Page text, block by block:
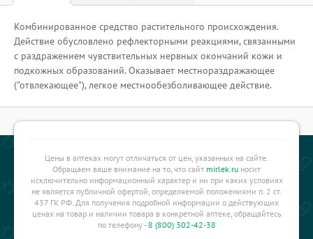
Комбинированное средство растительного происхождения.
Действие обусловлено рефлекторными реакциями, связанными
с раздражением чувствительных нервных окончаний кожи и
подкожных образований. Оказывает местнораздражающее
("отвлекающее"), легкое местнообезболивающее действие.
Цены в аптеках могут отличаться от цен, указанных на сайте.
Обращаем ваше внимание на то, что сайт mirlek.ru носит
исключительно информационный характер и ни при каких условиях
не является публичной офертой, определяемой положениями п. 2 ст.
437 ГК РФ. Для получения подробной информации о действующих
ценах на товар и наличии товара в конкретной аптеке, обращайтесь
по телефону -8 (800) 302-42-38